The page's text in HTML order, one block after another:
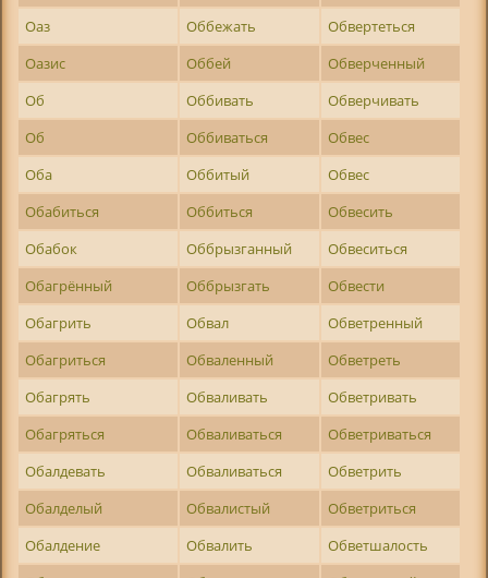
Оаз
Оббежать
Обвертеться
Оазис
Оббей
Обверченный
Об
Оббивать
Обверчивать
Об
Оббиваться
Обвес
Оба
Оббитый
Обвес
Обабиться
Оббиться
Обвесить
Обабок
Оббрызганный
Обвеситься
Обагрённый
Оббрызгать
Обвести
Обагрить
Обвал
Обветренный
Обагриться
Обваленный
Обветреть
Обагрять
Обваливать
Обветривать
Обагряться
Обваливаться
Обветриваться
Обалдевать
Обваливаться
Обветрить
Обалделый
Обвалистый
Обветриться
Обалдение
Обвалить
Обветшалость